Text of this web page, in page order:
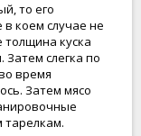
то его
коем случае не
толщина куска
Затем слегка по
время
Затем мясо
тарелкам.